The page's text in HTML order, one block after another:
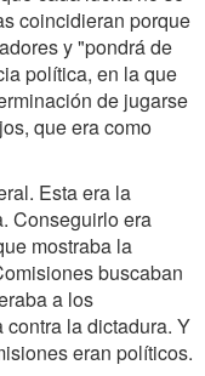
coincidieran porque
y "pondrá de
política, en la que
de jugarse
que era como
Esta era la
Conseguirlo era
mostraba la
buscaban
a los
la dictadura. Y
eran políticos.